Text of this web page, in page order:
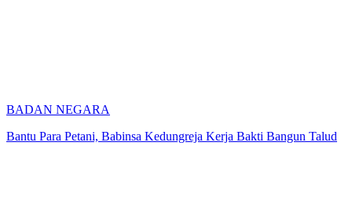
BADAN NEGARA
Bantu Para Petani, Babinsa Kedungreja Kerja Bakti Bangun Talud